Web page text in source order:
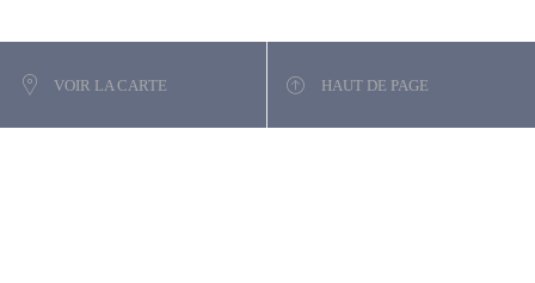
VOIR LA CARTE HAUT DE PAGE